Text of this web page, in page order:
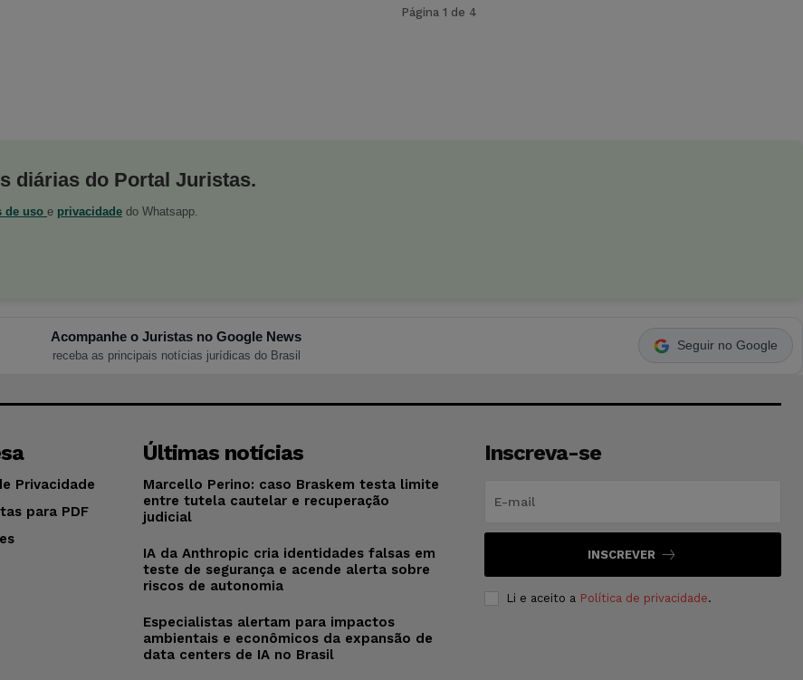
Página 1 de 4
diárias do Portal Juristas.
de uso e privacidade do Whatsapp.
Acompanhe o Juristas no Google News
receba as principais notícias jurídicas do Brasil
Seguir no Google
Privacidade
para PDF
Últimas notícias
Marcello Perino: caso Braskem testa limite
entre tutela cautelar e recuperação
judicial
IA da Anthropic cria identidades falsas em
teste de segurança e acende alerta sobre
riscos de autonomia
Especialistas alertam para impactos
ambientais e econômicos da expansão de
data centers de IA no Brasil
Inscreva-se
INSCREVER
Li e aceito a Política de privacidade.